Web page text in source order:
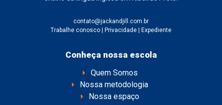
contato@jackandjill.com.br
Trabalhe conosco | Privacidade | Expediente
Conheça nossa escola
Quem Somos
Nossa metodologia
Nossa espaço